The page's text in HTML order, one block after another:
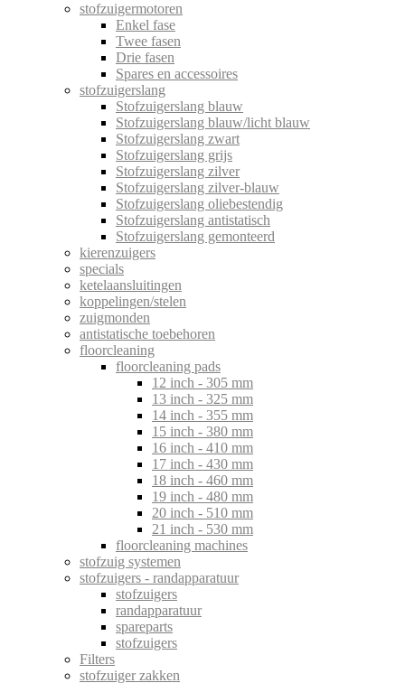
stofzuigermotoren
Enkel fase
Twee fasen
Drie fasen
Spares en accessoires
stofzuigerslang
Stofzuigerslang blauw
Stofzuigerslang blauw/licht blauw
Stofzuigerslang zwart
Stofzuigerslang grijs
Stofzuigerslang zilver
Stofzuigerslang zilver-blauw
Stofzuigerslang oliebestendig
Stofzuigerslang antistatisch
Stofzuigerslang gemonteerd
kierenzuigers
specials
ketelaansluitingen
koppelingen/stelen
zuigmonden
antistatische toebehoren
floorcleaning
floorcleaning pads
12 inch - 305 mm
13 inch - 325 mm
14 inch - 355 mm
15 inch - 380 mm
16 inch - 410 mm
17 inch - 430 mm
18 inch - 460 mm
19 inch - 480 mm
20 inch - 510 mm
21 inch - 530 mm
floorcleaning machines
stofzuig systemen
stofzuigers - randapparatuur
stofzuigers
randapparatuur
spareparts
stofzuigers
Filters
stofzuiger zakken